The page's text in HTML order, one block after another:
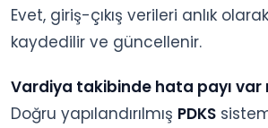
Evet, giriş-çıkış verileri anlık
kaydedilir ve güncellenir.
Vardiya takibinde hata payı var
Doğru yapılandırılmış PDKS